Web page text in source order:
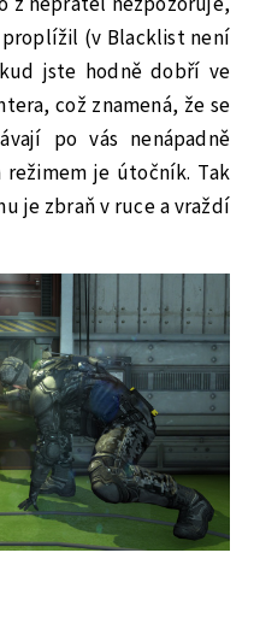
(v Blacklist není
jste hodně dobří ve
což znamená, že se
po vás nenápadně
je útočník. Tak
je zbraň v ruce a vraždí